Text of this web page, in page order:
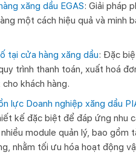
xăng dầu EGAS: Giải pháp
một cách hiệu quả và minh
tại cửa hàng xăng dầu: Đặc
trình thanh toán, xuất hoá
khách hàng.
lực Doanh nghiệp xăng dầu
kế đặc biệt để đáp ứng nhu
module quản lý, bao gồm
nhằm tối ưu hóa hoạt động